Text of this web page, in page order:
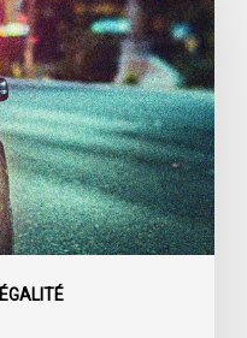
ÉGALITÉ